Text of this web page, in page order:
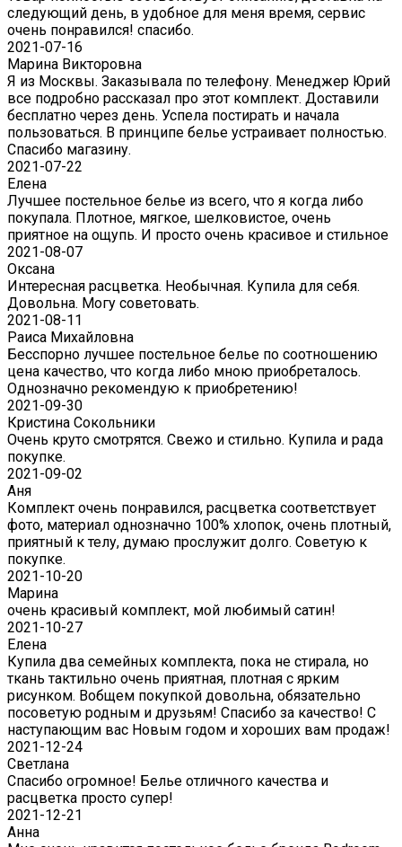
следующий день, в удобное для меня время, сервис
очень понравился! спасибо.
2021-07-16
Марина Викторовна
Я из Москвы. Заказывала по телефону. Менеджер Юрий
все подробно рассказал про этот комплект. Доставили
бесплатно через день. Успела постирать и начала
пользоваться. В принципе белье устраивает полностью.
Спасибо магазину.
2021-07-22
Eлена
Лучшее постельное белье из всего, что я когда либо
покупала. Плотное, мягкое, шелковистое, очень
приятное на ощупь. И просто очень красивое и стильное
2021-08-07
Оксана
Интересная расцветка. Необычная. Купила для себя.
Довольна. Могу советовать.
2021-08-11
Раиса Михайловна
Бесспорно лучшее постельное белье по соотношению
цена качество, что когда либо мною приобреталось.
Однозначно рекомендую к приобретению!
2021-09-30
Кристина Сокольники
Очень круто смотрятся. Свежо и стильно. Купила и рада
покупке.
2021-09-02
Аня
Комплект очень понравился, расцветка соответствует
фото, материал однозначно 100% хлопок, очень плотный,
приятный к телу, думаю прослужит долго. Советую к
покупке.
2021-10-20
Марина
очень красивый комплект, мой любимый сатин!
2021-10-27
Елена
Купила два семейных комплекта, пока не стирала, но
ткань тактильно очень приятная, плотная с ярким
рисунком. Вобщем покупкой довольна, обязательно
посоветую родным и друзьям! Спасибо за качество! С
наступающим вас Новым годом и хороших вам продаж!
2021-12-24
Светлана
Спасибо огромное! Белье отличного качества и
расцветка просто супер!
2021-12-21
Анна